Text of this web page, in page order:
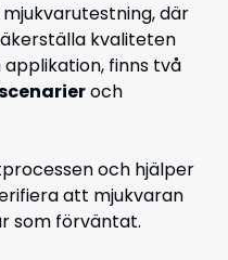
där
kvaliteten
finns två
och
och hjälper
att mjukvaran
som förväntat.